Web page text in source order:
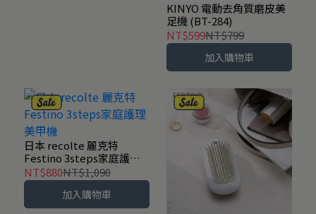
KINYO 電動去角質磨皮美
足機 (BT-284)
NT$599NT$799
加入購物車
日本 recolte 麗克特
Festino 3steps家庭護理
美甲機
NT$880NT$1,090
加入購物車